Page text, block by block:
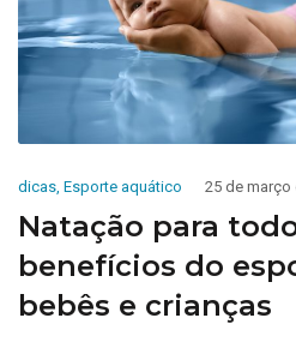
dicas, Esporte aquático 25 de março
Natação para
benefícios do
bebês e crianças